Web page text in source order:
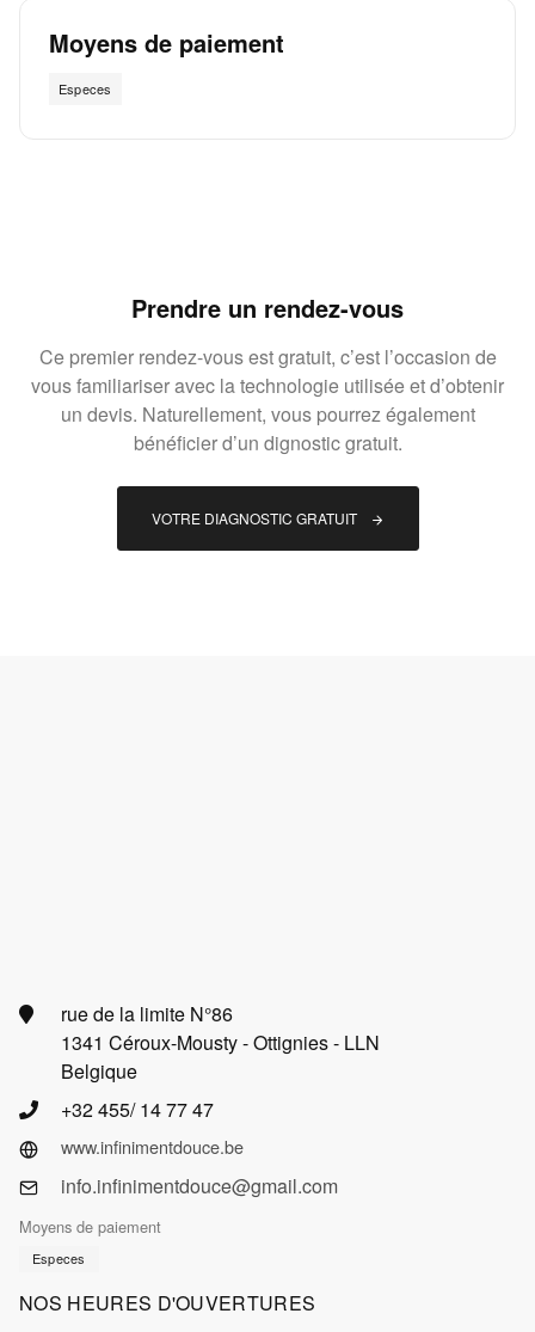
Moyens de paiement
Especes
Prendre un rendez-vous
Ce premier rendez-vous est gratuit, c’est l’occasion de
vous familiariser avec la technologie utilisée et d’obtenir
un devis. Naturellement, vous pourrez également
bénéficier d’un dignostic gratuit.
VOTRE DIAGNOSTIC GRATUIT
rue de la limite N°86
1341 Céroux-Mousty - Ottignies - LLN
Belgique
+32 455/ 14 77 47
www.infinimentdouce.be
info.infinimentdouce@gmail.com
Moyens de paiement
Especes
NOS HEURES D'OUVERTURES